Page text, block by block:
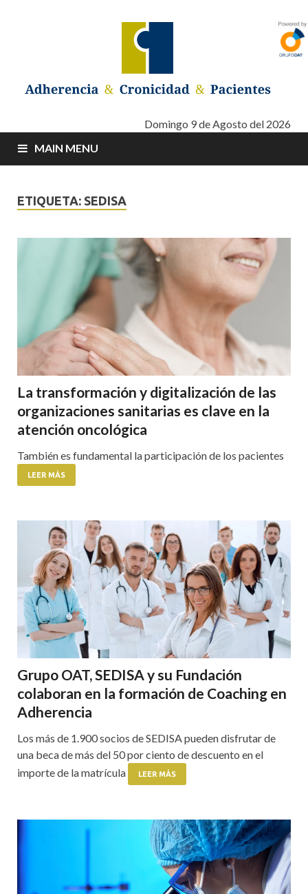
Adherencia –
Cronicidad –
Pacientes
Adherencia – Cronicidad – PacientesDomingo 9 de Agosto del 2026
MAIN MENU
ETIQUETA: SEDISA
La transformación y digitalización de las
organizaciones sanitarias es clave en la
atención oncológica
También es fundamental la participación de los pacientes
LEER MÁS
Grupo OAT, SEDISA y su Fundación
colaboran en la formación de Coaching en
Adherencia
Los más de 1.900 socios de SEDISA pueden disfrutar de
una beca de más del 50 por ciento de descuento en el
importe de la matrícula
LEER MÁS